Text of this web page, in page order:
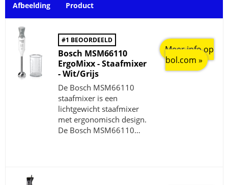
Afbeelding Product
#1 BEOORDEELD
Bosch MSM66110
ErgoMixx - Staafmixer
- Wit/Grijs
De Bosch MSM66110
staafmixer is een
lichtgewicht staafmixer
met ergonomisch design.
De Bosch MSM66110…
Meer info op
bol.com »